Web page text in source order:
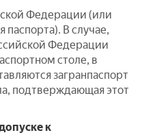
Федерации (или
паспорта). В случае,
Федерации
столе, в
загранпаспорт
подтверждающая этот
к